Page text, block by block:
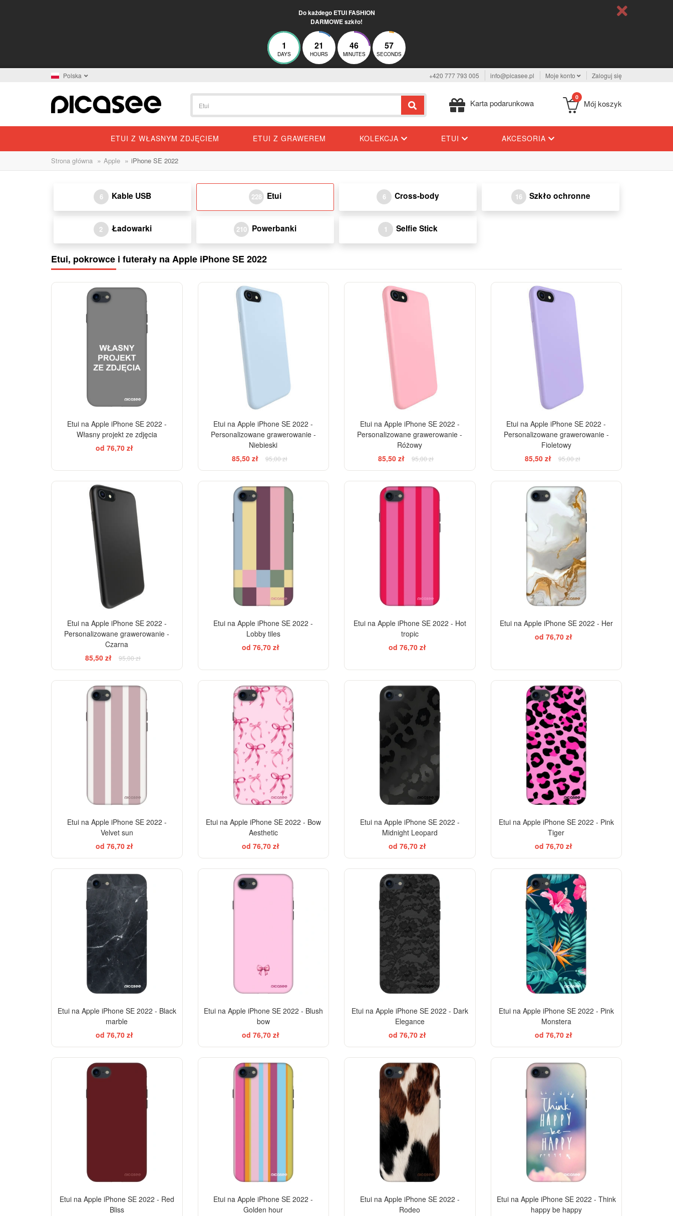
Do każdego ETUI FASHION
DARMOWE szkło!
1
DAYS
21
HOURS
46
MINUTES
56
SECONDS
Polska +420 777 793 005 info@picasee.pl Moje konto Zaloguj się
Karta podarunkowa
0
Mój koszyk
ETUI Z WŁASNYM ZDJĘCIEM ETUI Z GRAWEREM KOLEKCJA ETUI AKCESORIA
Strona główna » Apple » iPhone SE 2022
6 Kable USB 228 Etui 6 Cross-body 16 Szkło ochronne
2 Ładowarki 210 Powerbanki 1 Selfie Stick
Etui, pokrowce i futerały na Apple iPhone SE 2022
Etui na Apple iPhone SE 2022 -
Własny projekt ze zdjęcia
od 76,70 zł
Etui na Apple iPhone SE 2022 -
Personalizowane grawerowanie -
Niebieski
85,50 zł
95,00 zł
Etui na Apple iPhone SE 2022 -
Personalizowane grawerowanie -
Różowy
85,50 zł
95,00 zł
Etui na Apple iPhone SE 2022 -
Personalizowane grawerowanie -
Fioletowy
85,50 zł
95,00 zł
Etui na Apple iPhone SE 2022 -
Personalizowane grawerowanie -
Czarna
85,50 zł
95,00 zł
Etui na Apple iPhone SE 2022 -
Lobby tiles
od 76,70 zł
Etui na Apple iPhone SE 2022 - Hot
tropic
od 76,70 zł
Etui na Apple iPhone SE 2022 - Her
od 76,70 zł
Etui na Apple iPhone SE 2022 -
Velvet sun
od 76,70 zł
Etui na Apple iPhone SE 2022 - Bow
Aesthetic
od 76,70 zł
Etui na Apple iPhone SE 2022 -
Midnight Leopard
od 76,70 zł
Etui na Apple iPhone SE 2022 - Pink
Tiger
od 76,70 zł
Etui na Apple iPhone SE 2022 - Black
marble
od 76,70 zł
Etui na Apple iPhone SE 2022 - Blush
bow
od 76,70 zł
Etui na Apple iPhone SE 2022 - Dark
Elegance
od 76,70 zł
Etui na Apple iPhone SE 2022 - Pink
Monstera
od 76,70 zł
Etui na Apple iPhone SE 2022 - Red
Bliss
Etui na Apple iPhone SE 2022 -
Golden hour
Etui na Apple iPhone SE 2022 -
Rodeo
Etui na Apple iPhone SE 2022 - Think
happy be happy